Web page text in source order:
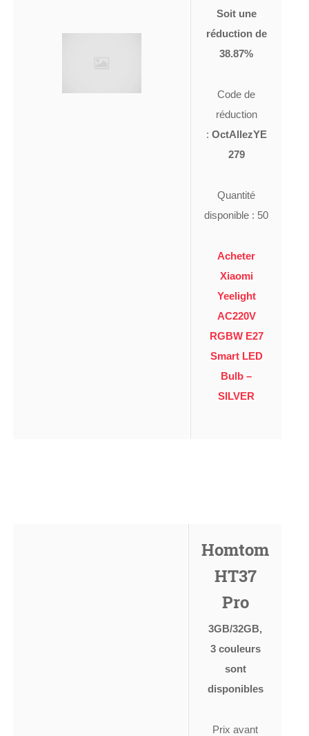
Soit une
réduction de
38.87%
Code de
réduction
: OctAllezYE
279
Quantité
disponible : 50
Acheter
Xiaomi
Yeelight
AC220V
RGBW E27
Smart LED
Bulb –
SILVER
Homtom
HT37
Pro
3GB/32GB,
3 couleurs
sont
disponibles
Prix avant